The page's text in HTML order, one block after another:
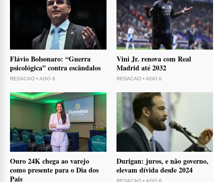
Flávio Bolsonaro: “Guerra
psicológica” contra escândalos
REDACAO • AGO 6
Vini Jr. renova com Real
Madrid até 2032
REDACAO • AGO 6
Ouro 24K chega ao varejo
como presente para o Dia dos
Pais
Durigan: juros, e não governo,
elevam dívida desde 2024